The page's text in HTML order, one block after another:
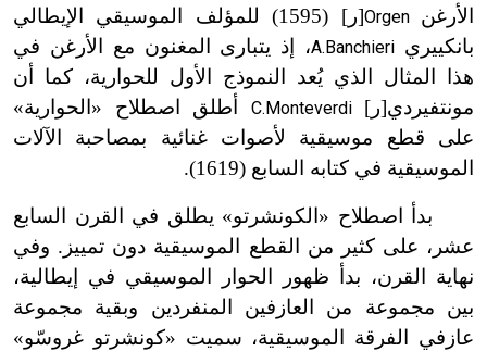
الأرغن Orgen[ر] (1595)
للمؤلف الموسيقي الإيطالي
بانكييري A.Banchieri، إذ يتبارى المغنون مع الأرغن في
هذا المثال الذي يُعد النموذج الأول للحوارية، كما أن
مونتفيردي[ر]C.Monteverdi أطلق اصطلاح «الحوارية»
على قطع موسيقية لأصوات غنائية بمصاحبة الآلات
الموسيقية في كتابه السابع (1619).
بدأ اصطلاح «الكونشرتو» يطلق في القرن السابع
عشر، على كثير من القطع الموسيقية دون تمييز. وفي
نهاية القرن، بدأ ظهور الحوار الموسيقي في إيطالية،
بين مجموعة من العازفين المنفردين وبقية مجموعة
عازفي الفرقة الموسيقية، سميت «كونشرتو غروسّو»